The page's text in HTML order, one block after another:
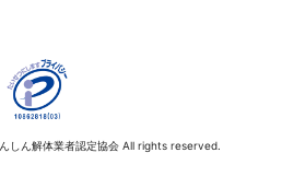
しん解体業者認定協会 All rights reserved.